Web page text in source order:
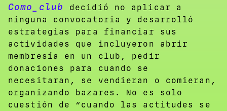
Como_club
decidió no aplicar a
ninguna convocatoria y desarrolló
estrategias para financiar sus
actividades que incluyeron abrir
membresía en un club, pedir
donaciones para cuando se
necesitaran, se vendieran o comieran,
organizando bazares. No es solo
cuestión de “cuando las actitudes se